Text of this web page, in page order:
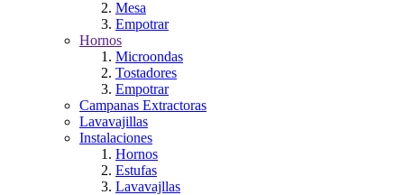
Mesa
Empotrar
Hornos
Microondas
Tostadores
Empotrar
Campanas Extractoras
Lavavajillas
Instalaciones
Hornos
Estufas
Lavavajllas